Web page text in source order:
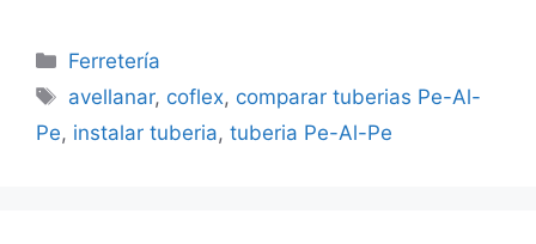
Categorías
Ferretería
Etiquetas
avellanar, coflex, comparar tuberias Pe-Al-
Pe, instalar tuberia, tuberia Pe-Al-Pe